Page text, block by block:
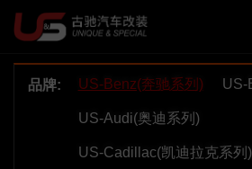
品牌: US-Benz(奔驰系列) US-
US-Audi(奥迪系列)
US-Cadillac(凯迪拉克系列)